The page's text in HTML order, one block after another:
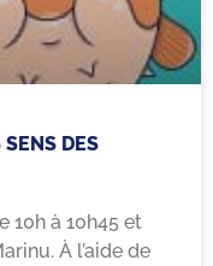
DES
10h à 10h45 et
À l’aide de